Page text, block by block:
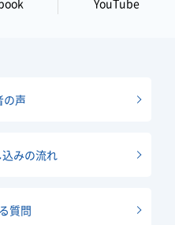
の声
込みの流れ
質問